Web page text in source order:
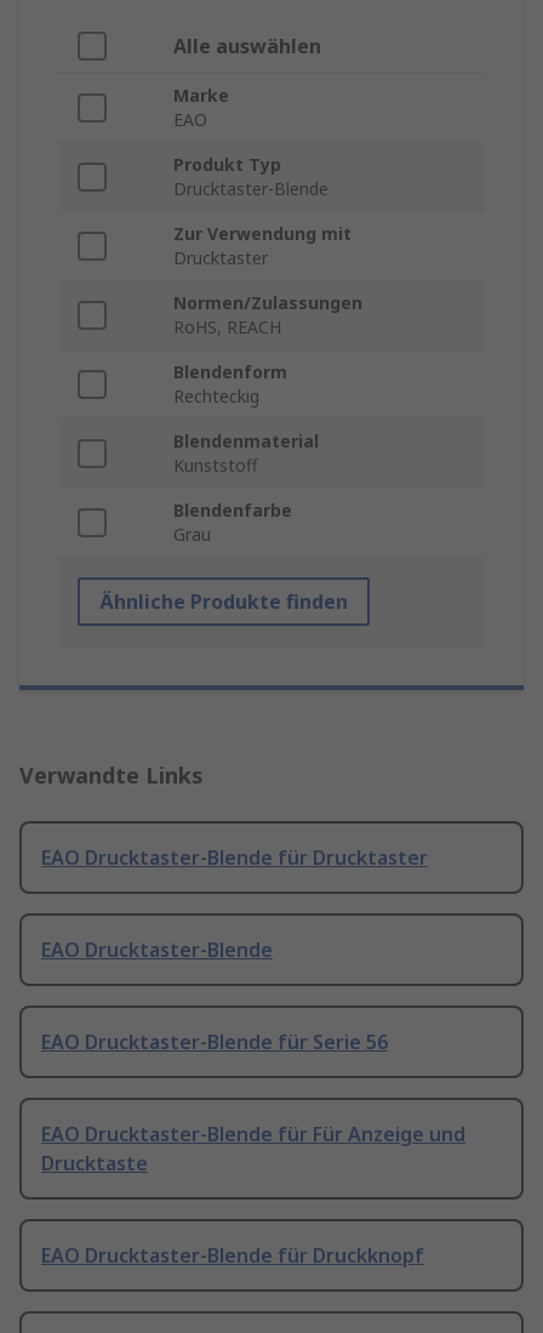
Alle auswählen
Marke
EAO
Produkt Typ
Drucktaster-Blende
Zur Verwendung mit
Drucktaster
Normen/Zulassungen
RoHS, REACH
Blendenform
Rechteckig
Blendenmaterial
Kunststoff
Blendenfarbe
Grau
Ähnliche Produkte finden
Verwandte Links
EAO Drucktaster-Blende für Drucktaster
EAO Drucktaster-Blende
EAO Drucktaster-Blende für Serie 56
EAO Drucktaster-Blende für Für Anzeige und
Drucktaste
EAO Drucktaster-Blende für Druckknopf